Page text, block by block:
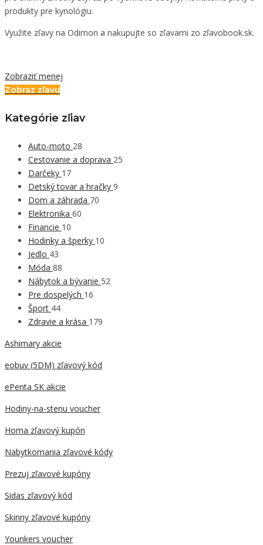
produkty pre kynológiu.
Využite zľavy na Odimon a nakupujte so zľavami zo zľavobook.sk.
Zobraziť menej
Zobraz zľavu
Kategórie zľiav
Auto-moto 28
Cestovanie a doprava 25
Darčeky 17
Detský tovar a hračky 9
Dom a záhrada 70
Elektronika 60
Financie 10
Hodinky a šperky 10
Jedlo 43
Móda 88
Nábytok a bývanie 52
Pre dospelých 16
Šport 44
Zdravie a krása 179
Ashimary akcie
eobuv (5DM) zľavový kód
ePenta SK akcie
Hodiny-na-stenu voucher
Homa zľavový kupón
Nabytkomania zľavové kódy
Prezuj zľavové kupóny
Sidas zľavový kód
Skinny zľavové kupóny
Younkers voucher